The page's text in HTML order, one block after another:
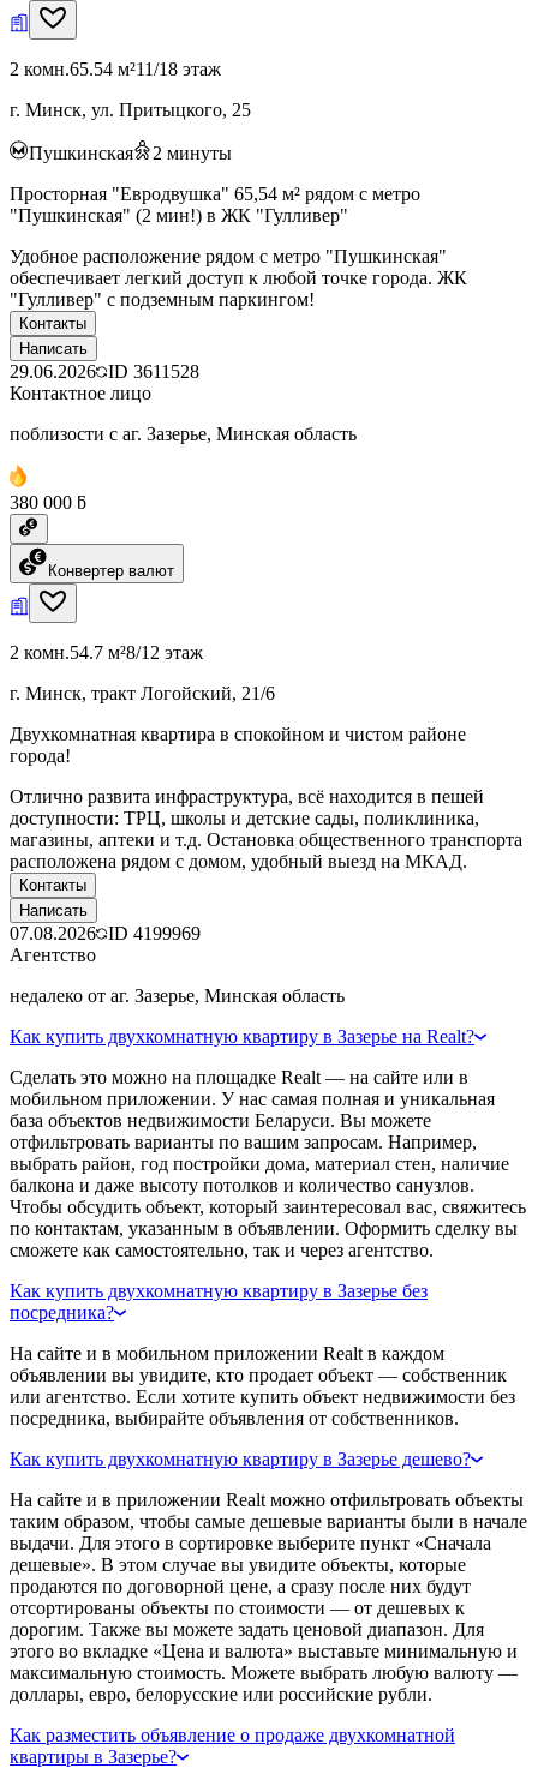
2 комн.65.54 м²11/18 этаж
г. Минск, ул. Притыцкого, 25
Пушкинская 2 минуты
Просторная "Евродвушка" 65,54 м² рядом с метро
"Пушкинская" (2 мин!) в ЖК "Гулливер"
Удобное расположение рядом с метро "Пушкинская"
обеспечивает легкий доступ к любой точке города. ЖК
"Гулливер" с подземным паркингом!
Контакты
Написать
29.06.2026 ID 3611528
Контактное лицо
поблизости с аг. Зазерье, Минская область
380 000 ƃ
Конвертер валют
2 комн.54.7 м²8/12 этаж
г. Минск, тракт Логойский, 21/6
Двухкомнатная квартира в спокойном и чистом районе
города!
Отлично развита инфраструктура, всё находится в пешей
доступности: ТРЦ, школы и детские сады, поликлиника,
магазины, аптеки и т.д. Остановка общественного транспорта
расположена рядом с домом, удобный выезд на МКАД.
Контакты
Написать
07.08.2026 ID 4199969
Агентство
недалеко от аг. Зазерье, Минская область
Как купить двухкомнатную квартиру в Зазерье на Realt?
Сделать это можно на площадке Realt — на сайте или в
мобильном приложении. У нас самая полная и уникальная
база объектов недвижимости Беларуси. Вы можете
отфильтровать варианты по вашим запросам. Например,
выбрать район, год постройки дома, материал стен, наличие
балкона и даже высоту потолков и количество санузлов.
Чтобы обсудить объект, который заинтересовал вас, свяжитесь
по контактам, указанным в объявлении. Оформить сделку вы
сможете как самостоятельно, так и через агентство.
Как купить двухкомнатную квартиру в Зазерье без
посредника?
На сайте и в мобильном приложении Realt в каждом
объявлении вы увидите, кто продает объект — собственник
или агентство. Если хотите купить объект недвижимости без
посредника, выбирайте объявления от собственников.
Как купить двухкомнатную квартиру в Зазерье дешево?
На сайте и в приложении Realt можно отфильтровать объекты
таким образом, чтобы самые дешевые варианты были в начале
выдачи. Для этого в сортировке выберите пункт «Сначала
дешевые». В этом случае вы увидите объекты, которые
продаются по договорной цене, а сразу после них будут
отсортированы объекты по стоимости — от дешевых к
дорогим. Также вы можете задать ценовой диапазон. Для
этого во вкладке «Цена и валюта» выставьте минимальную и
максимальную стоимость. Можете выбрать любую валюту —
доллары, евро, белорусские или российские рубли.
Как разместить объявление о продаже двухкомнатной
квартиры в Зазерье?